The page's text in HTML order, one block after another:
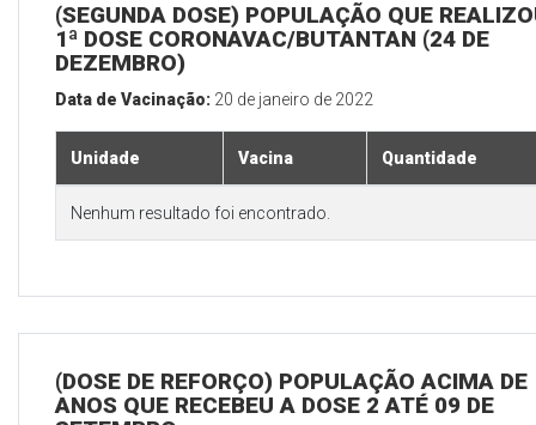
(SEGUNDA DOSE) POPULAÇÃO QUE
1ª DOSE CORONAVAC/BUTANTAN (24 DE
DEZEMBRO)
Data de Vacinação: 20 de janeiro de 2022
Unidade Vacina Quantidade
Nenhum resultado foi encontrado.
(DOSE DE REFORÇO) POPULAÇÃO ACIMA DE
ANOS QUE RECEBEU A DOSE 2 ATÉ 09 DE